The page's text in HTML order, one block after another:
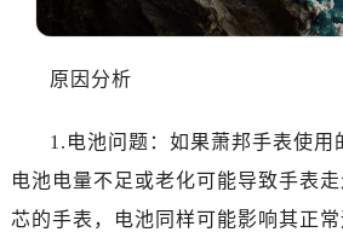
原因分析
1.电池问题：如果萧邦手表使用
电池电量不足或老化可能导致手表
芯的手表，电池同样可能影响其正常